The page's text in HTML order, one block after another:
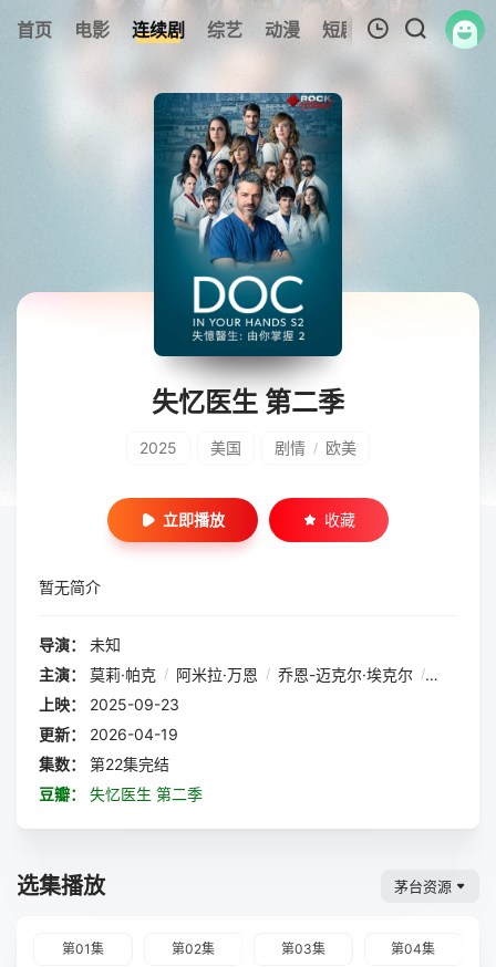
首页 电影 连续剧 综艺 动漫 短剧大全 纪录片
暂无观看影片的记录
失忆医生 第二季
2025 美国 剧情 / 欧美
立即播放 收藏
暂无简介
导演：
未知
主演：
莫莉·帕克 / 阿米拉·万恩 / 乔恩-迈克尔·埃克尔 / 安雅·班
上映：
2025-09-23
更新：
2026-04-19
集数：
第22集完结
豆瓣：
失忆医生 第二季
选集播放 茅台资源
第01集 第02集 第03集 第04集